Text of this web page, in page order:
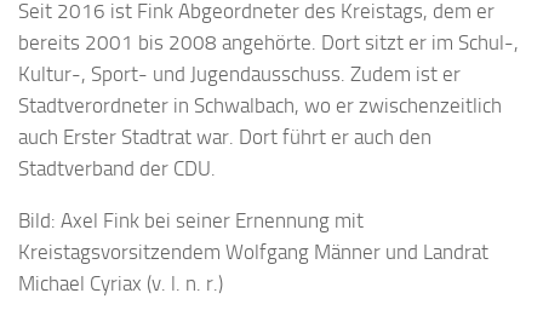
Seit 2016 ist Fink Abgeordneter des Kreistags, dem er
bereits 2001 bis 2008 angehörte. Dort sitzt er im Schul-,
Kultur-, Sport- und Jugendausschuss. Zudem ist er
Stadtverordneter in Schwalbach, wo er zwischenzeitlich
auch Erster Stadtrat war. Dort führt er auch den
Stadtverband der CDU.
Bild: Axel Fink bei seiner Ernennung mit
Kreistagsvorsitzendem Wolfgang Männer und Landrat
Michael Cyriax (v. l. n. r.)